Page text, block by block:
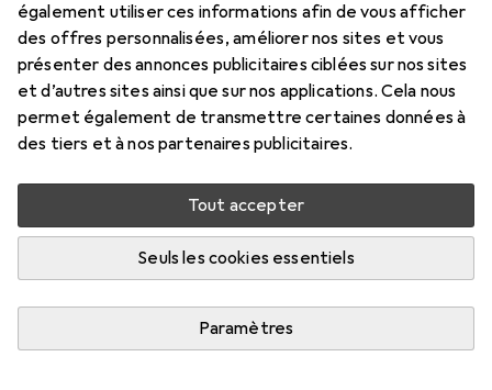
également utiliser ces informations afin de vous afficher
des offres personnalisées, améliorer nos sites et vous
présenter des annonces publicitaires ciblées sur nos sites
et d’autres sites ainsi que sur nos applications. Cela nous
permet également de transmettre certaines données à
des tiers et à nos partenaires publicitaires.
Tout accepter
Seuls les cookies essentiels
Paramètres